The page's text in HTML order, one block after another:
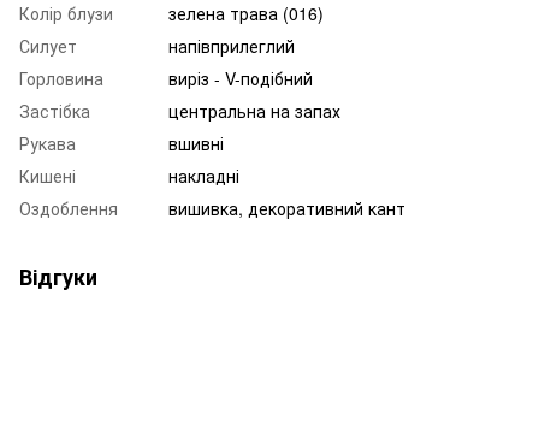
Колір блузи
зелена трава (016)
Силует
напівприлеглий
Горловина
виріз - V-подібний
Застібка
центральна на запах
Рукава
вшивні
Кишені
накладні
Оздоблення
вишивка, декоративний кант
Відгуки